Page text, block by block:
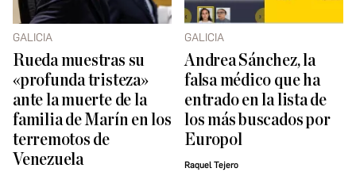
GALICIA
Rueda muestras su
«profunda tristeza»
ante la muerte de la
familia de Marín en los
terremotos de
Venezuela
GALICIA
Andrea Sánchez, la
falsa médico que ha
entrado en la lista de
los más buscados por
Europol
Raquel Tejero